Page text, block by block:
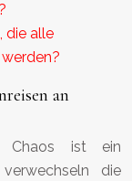
die alle
an
Chaos ist ein
die